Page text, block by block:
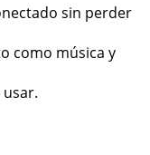
sin perder
como música y